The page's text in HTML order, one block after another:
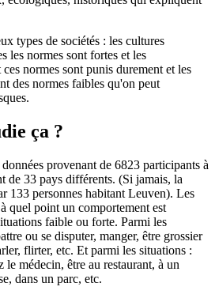
types de sociétés : les cultures
les normes sont fortes et les
normes sont punis durement et les
des normes faibles qu'on peut
ça ?
provenant de 6823 participants à
de 33 pays différents. (Si jamais, la
133 personnes habitant Leuven). Les
quel point un comportement est
faible ou forte. Parmi les
ou se disputer, manger, être grossier
flirter, etc. Et parmi les situations :
le médecin, être au restaurant, à un
dans un parc, etc.